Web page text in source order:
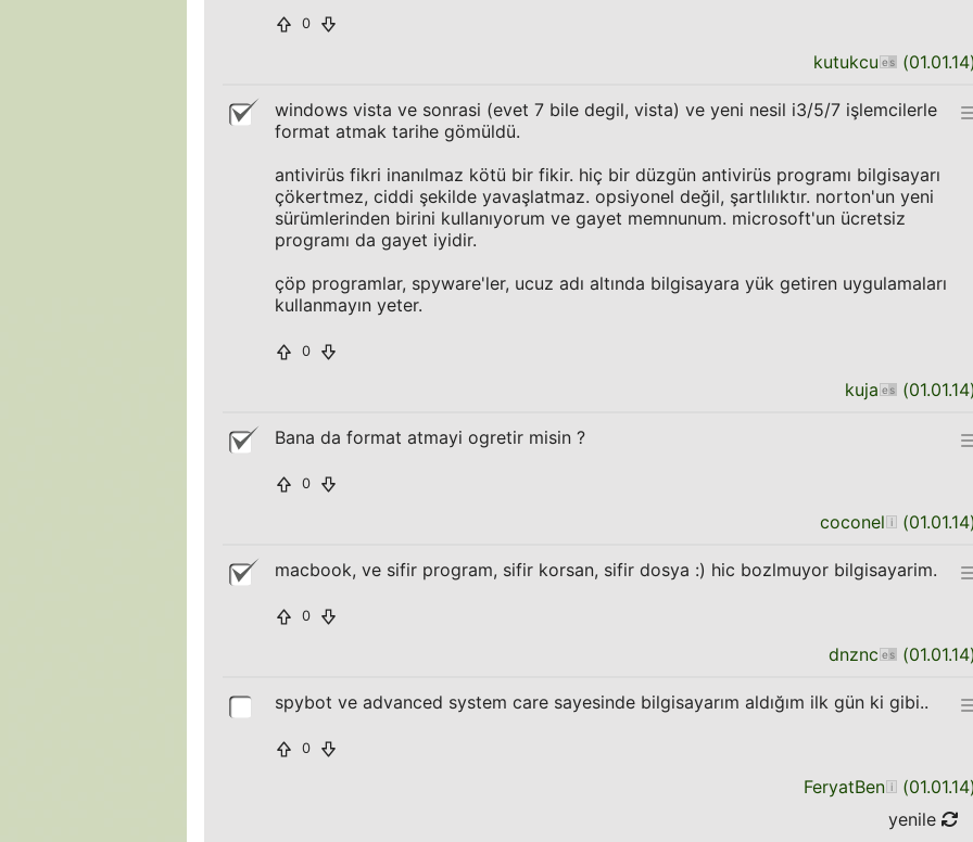
0
kutukcu (01.01.14
windows vista ve sonrasi (evet 7 bile degil, vista) ve yeni nesil i3/5/7 işlemcilerle
format atmak tarihe gömüldü.
antivirüs fikri inanılmaz kötü bir fikir. hiç bir düzgün antivirüs programı bilgisayarı
çökertmez, ciddi şekilde yavaşlatmaz. opsiyonel değil, şartlılıktır. norton'un yeni
sürümlerinden birini kullanıyorum ve gayet memnunum. microsoft'un ücretsiz
programı da gayet iyidir.
çöp programlar, spyware'ler, ucuz adı altında bilgisayara yük getiren uygulamaları
kullanmayın yeter.
0
kuja (01.01.14
Bana da format atmayi ogretir misin ?
0
coconel (01.01.14
macbook, ve sifir program, sifir korsan, sifir dosya :) hic bozlmuyor bilgisayarim.
0
dnznc (01.01.14
spybot ve advanced system care sayesinde bilgisayarım aldığım ilk gün ki gibi..
0
FeryatBen (01.01.14
yenile